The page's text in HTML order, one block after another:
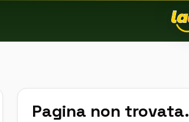
Pagina non trovata.